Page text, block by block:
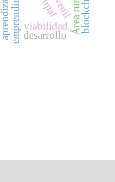
viabilidad blockchain
Área rural
desarrollo